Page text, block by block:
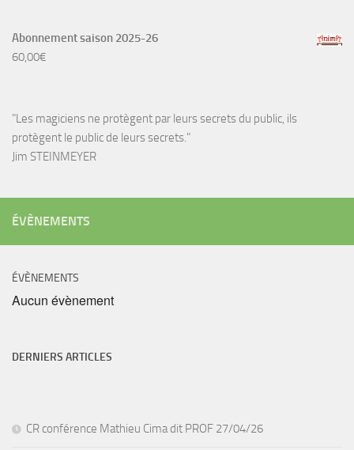
Abonnement saison 2025-26
60,00€
"Les magiciens ne protègent par leurs secrets du public, ils
protègent le public de leurs secrets."
Jim STEINMEYER
ÉVÈNEMENTS
ÉVÈNEMENTS
Aucun évènement
DERNIERS ARTICLES
CR conférence Mathieu Cima dit PROF 27/04/26